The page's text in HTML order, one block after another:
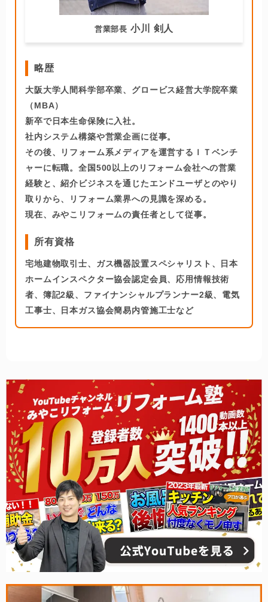
この記事を書いた人
人生に何度とないリフォームの機会だからこそ、後悔
家のことで何かあれば、お声かけいただけるような関
係を築けるようがんばります！
営業部長 小川 剣人
新卒で日本生命保険に入社。
社内システム構築や営業企画に従事。
その後、リフォーム系メディアを運営するＩＴベンチ
ャーに転職。全国500以上のリフォーム会社への営業
経験と、紹介ビジネスを通じたエンドユーザとのやり
取りから、リフォーム業界への見識を深める。
現在、みやこリフォームの責任者として従事。
所有資格
宅地建物取引士、ガス機器設置スペシャリスト、日本
ホームインスペクター協会認定会員、応用情報技術
者、簿記2級、ファイナンシャルプランナー2級、電気